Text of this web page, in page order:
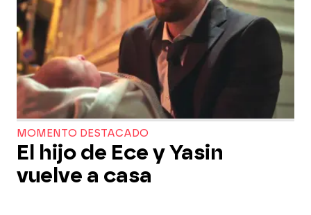
MOMENTO DESTACADO
El hijo de Ece y Yasin
vuelve a casa